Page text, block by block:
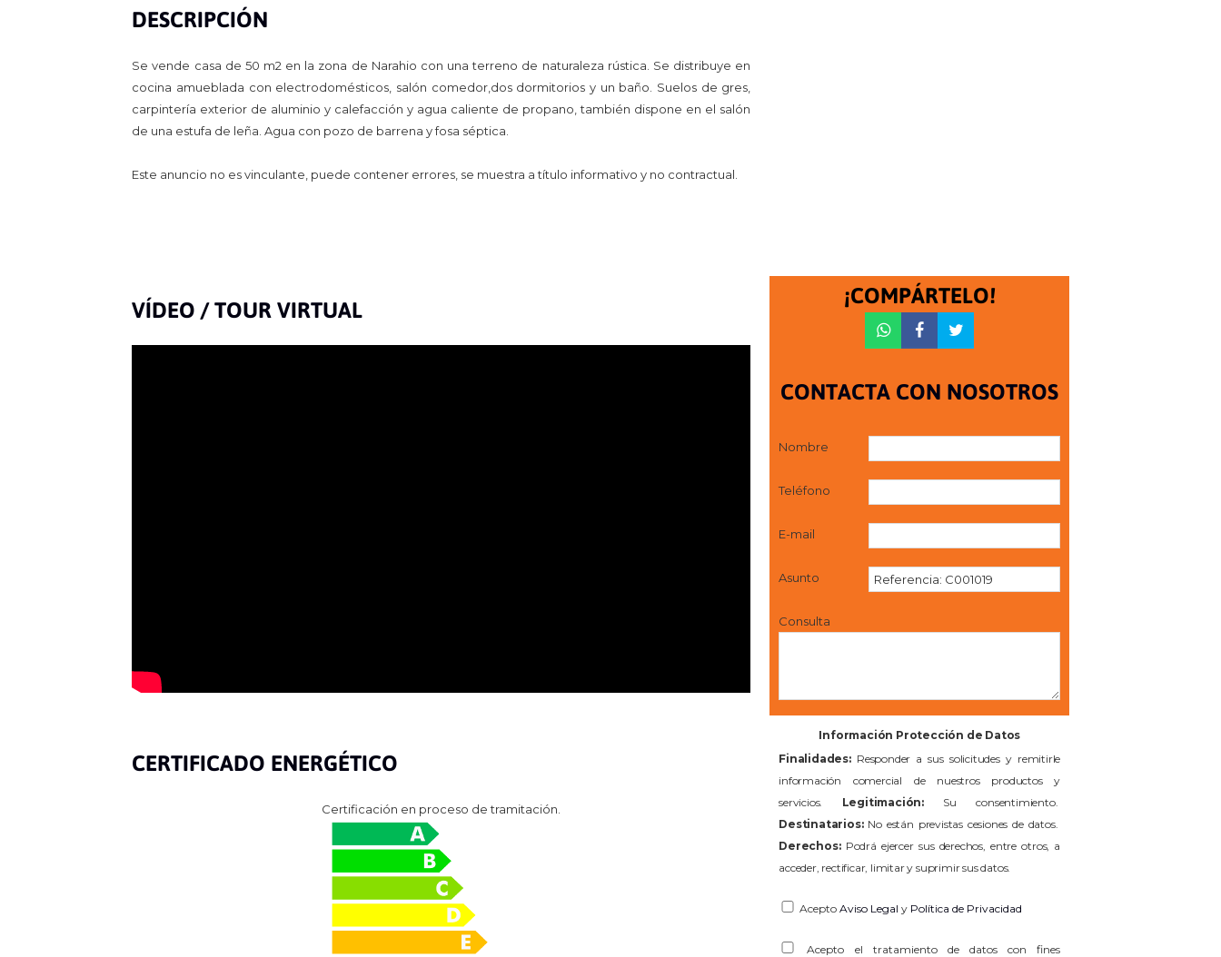
DESCRIPCIÓN
Se vende casa de 50 m2 en la zona de Narahio con una terreno de naturaleza rústica. Se distribuye en
cocina amueblada con electrodomésticos, salón comedor,dos dormitorios y un baño. Suelos de gres,
carpintería exterior de aluminio y calefacción y agua caliente de propano, también dispone en el salón
de una estufa de leña. Agua con pozo de barrena y fosa séptica.
Este anuncio no es vinculante, puede contener errores, se muestra a título informativo y no contractual.
VÍDEO / TOUR VIRTUAL
¡COMPÁRTELO!
CONTACTA CON NOSOTROS
Nombre
Teléfono
E-mail
Asunto
Consulta
Información Protección de Datos
Finalidades:Responder a sus solicitudes y remitirle
información comercial de nuestros productos y
servicios. Legitimación: Su consentimiento.
Destinatarios:No están previstas cesiones de datos.
Derechos:Podrá ejercer sus derechos, entre otros, a
acceder, rectificar, limitar y suprimir sus datos.
AceptoAviso Legal y Política de Privacidad
Acepto el tratamiento de datos con fines
CERTIFICADO ENERGÉTICO
Certificación en proceso de tramitación.